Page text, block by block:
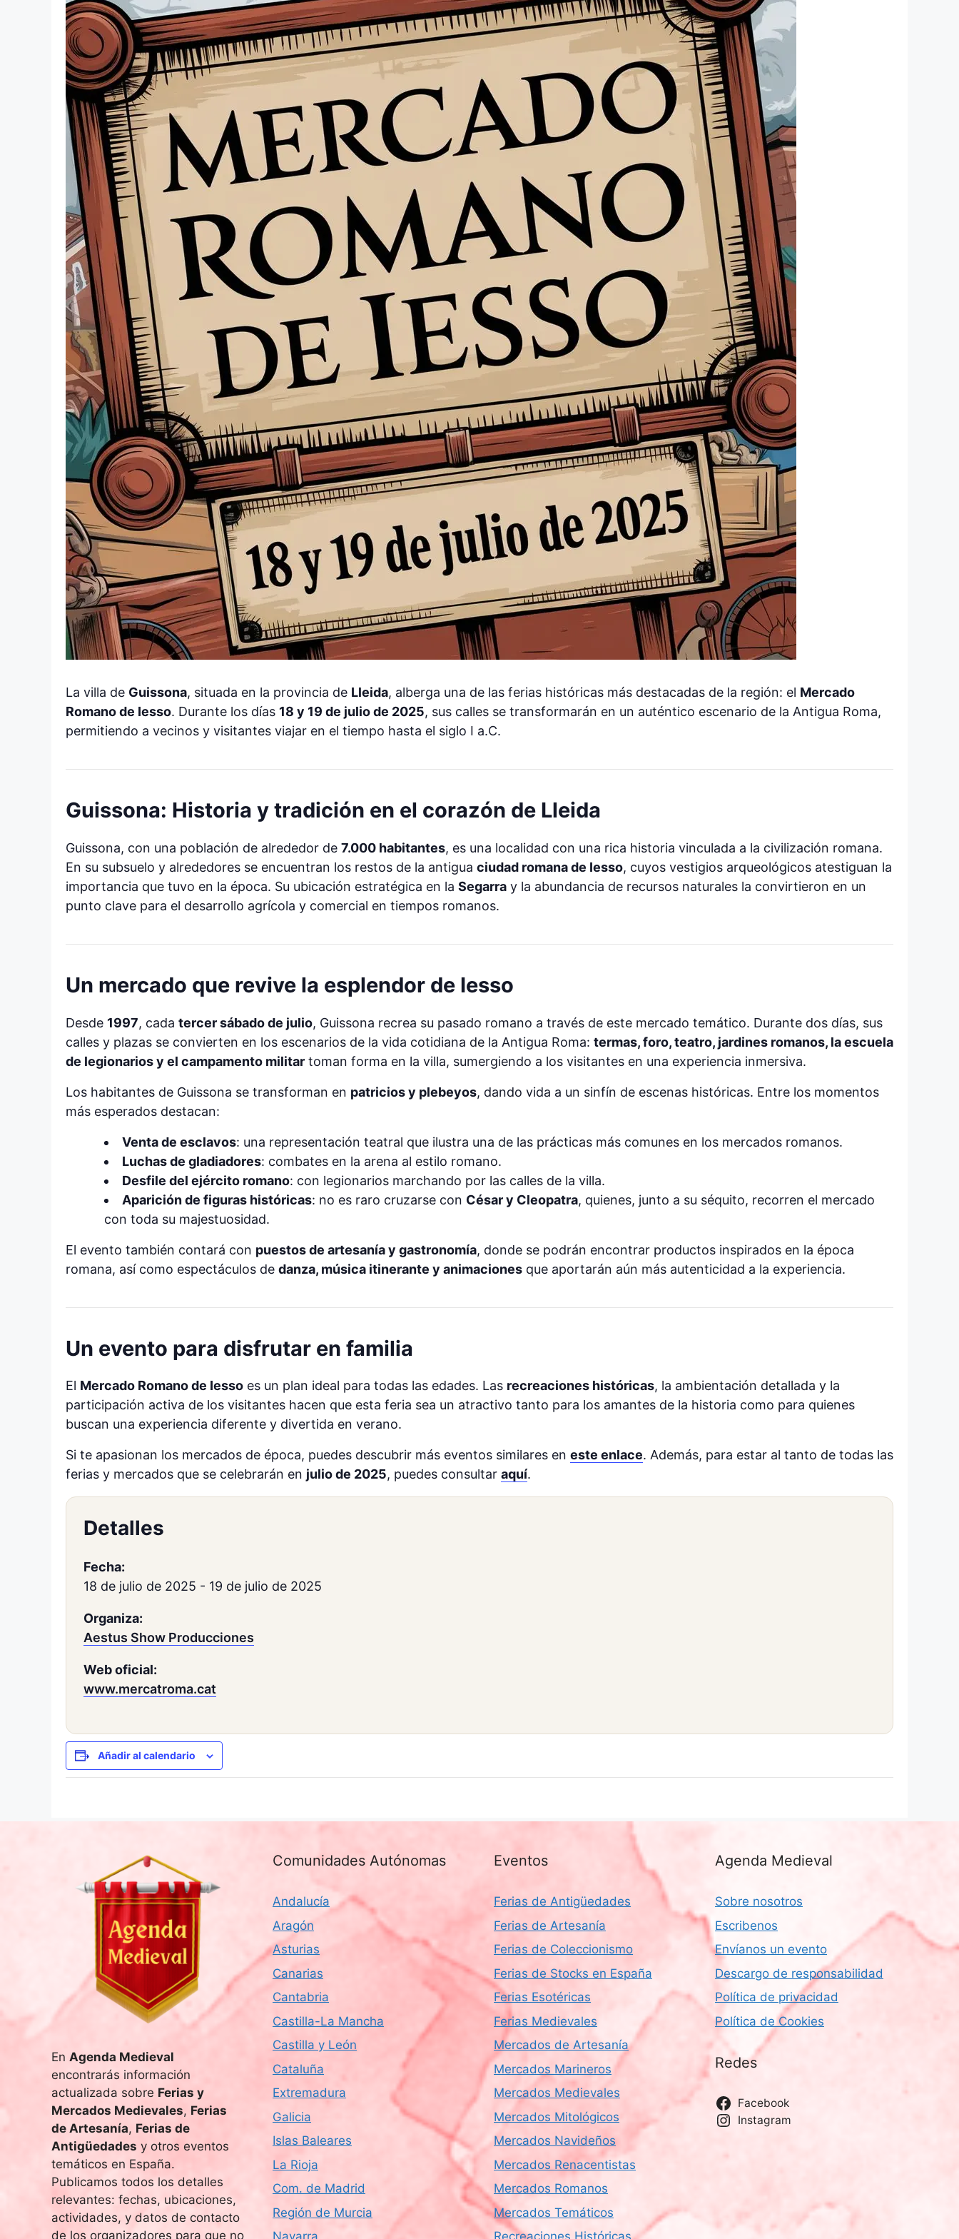
La villa de Guissona, situada en la provincia de Lleida, alberga una de las ferias históricas más destacadas de la región: el Mercado
Romano de Iesso. Durante los días 18 y 19 de julio de 2025, sus calles se transformarán en un auténtico escenario de la Antigua Roma,
permitiendo a vecinos y visitantes viajar en el tiempo hasta el siglo I a.C.
Guissona: Historia y tradición en el corazón de Lleida
Guissona, con una población de alrededor de 7.000 habitantes, es una localidad con una rica historia vinculada a la civilización romana.
En su subsuelo y alrededores se encuentran los restos de la antigua ciudad romana de Iesso, cuyos vestigios arqueológicos atestiguan la
importancia que tuvo en la época. Su ubicación estratégica en la Segarra y la abundancia de recursos naturales la convirtieron en un
punto clave para el desarrollo agrícola y comercial en tiempos romanos.
Un mercado que revive la esplendor de Iesso
Desde 1997, cada tercer sábado de julio, Guissona recrea su pasado romano a través de este mercado temático. Durante dos días, sus
calles y plazas se convierten en los escenarios de la vida cotidiana de la Antigua Roma: termas, foro, teatro, jardines romanos, la escuela
de legionarios y el campamento militar toman forma en la villa, sumergiendo a los visitantes en una experiencia inmersiva.
Los habitantes de Guissona se transforman en patricios y plebeyos, dando vida a un sinfín de escenas históricas. Entre los momentos
más esperados destacan:
Venta de esclavos: una representación teatral que ilustra una de las prácticas más comunes en los mercados romanos.
Luchas de gladiadores: combates en la arena al estilo romano.
Desfile del ejército romano: con legionarios marchando por las calles de la villa.
Aparición de figuras históricas: no es raro cruzarse con César y Cleopatra, quienes, junto a su séquito, recorren el mercado
con toda su majestuosidad.
El evento también contará con puestos de artesanía y gastronomía, donde se podrán encontrar productos inspirados en la época
romana, así como espectáculos de danza, música itinerante y animaciones que aportarán aún más autenticidad a la experiencia.
Un evento para disfrutar en familia
El Mercado Romano de Iesso es un plan ideal para todas las edades. Las recreaciones históricas, la ambientación detallada y la
participación activa de los visitantes hacen que esta feria sea un atractivo tanto para los amantes de la historia como para quienes
buscan una experiencia diferente y divertida en verano.
Si te apasionan los mercados de época, puedes descubrir más eventos similares en este enlace​. Además, para estar al tanto de todas las
ferias y mercados que se celebrarán en julio de 2025, puedes consultar aquí​.
Detalles
Fecha:
18 de julio de 2025 - 19 de julio de 2025
Organiza:
Aestus Show Producciones
Web oficial:
www.mercatroma.cat
Añadir al calendario
En Agenda Medieval
encontrarás información
actualizada sobre Ferias y
Mercados Medievales, Ferias
de Artesanía, Ferias de
Antigüedades y otros eventos
temáticos en España.
Publicamos todos los detalles
relevantes: fechas, ubicaciones,
actividades, y datos de contacto
de los organizadores para que no
Comunidades Autónomas
Andalucía
Aragón
Asturias
Canarias
Cantabria
Castilla-La Mancha
Castilla y León
Cataluña
Extremadura
Galicia
Islas Baleares
La Rioja
Com. de Madrid
Región de Murcia
Eventos
Ferias de Antigüedades
Ferias de Artesanía
Ferias de Coleccionismo
Ferias de Stocks en España
Ferias Esotéricas
Ferias Medievales
Mercados de Artesanía
Mercados Marineros
Mercados Medievales
Mercados Mitológicos
Mercados Navideños
Mercados Renacentistas
Mercados Romanos
Mercados Temáticos
Agenda Medieval
Sobre nosotros
Escribenos
Envíanos un evento
Descargo de responsabilidad
Política de privacidad
Política de Cookies
Redes
Facebook
Instagram